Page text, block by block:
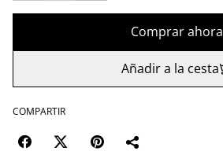
Comprar ahora
Añadir a la cesta
COMPARTIR